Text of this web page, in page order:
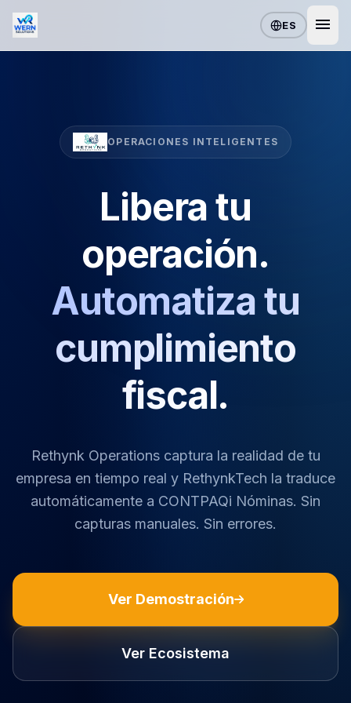
ES menu
OPERACIONES INTELIGENTES
Libera tu
operación.
Automatiza tu
cumplimiento
fiscal.
Rethynk Operations captura la realidad de tu
empresa en tiempo real y RethynkTech la traduce
automáticamente a CONTPAQi Nóminas. Sin
capturas manuales. Sin errores.
Ver Demostración
Ver Ecosistema